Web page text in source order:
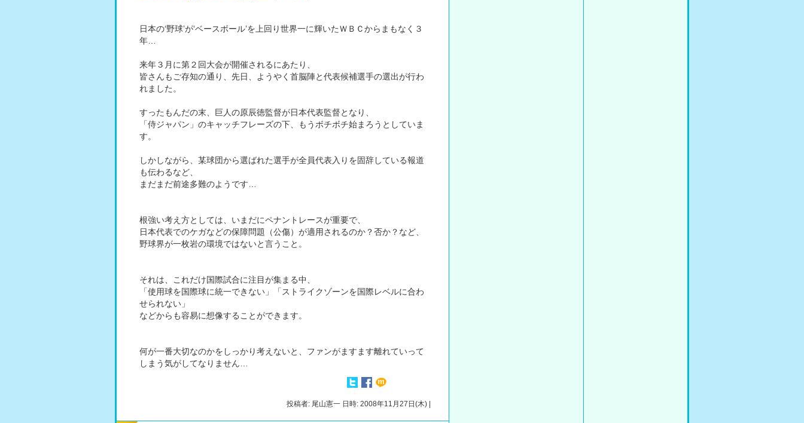
日本の‘野球’が‘ベースボール’を上回り世界一に輝いたＷＢＣからまもなく３
年…
来年３月に第２回大会が開催されるにあたり、
皆さんもご存知の通り、先日、ようやく首脳陣と代表候補選手の選出が行わ
れました。
すったもんだの末、巨人の原辰徳監督が日本代表監督となり、
「侍ジャパン」のキャッチフレーズの下、もうボチボチ始まろうとしていま
す。
しかしながら、某球団から選ばれた選手が全員代表入りを固辞している報道
も伝わるなど、
まだまだ前途多難のようです…
根強い考え方としては、いまだにペナントレースが重要で、
日本代表でのケガなどの保障問題（公傷）が適用されるのか？否か？など、
野球界が一枚岩の環境ではないと言うこと。
それは、これだけ国際試合に注目が集まる中、
「使用球を国際球に統一できない」「ストライクゾーンを国際レベルに合わ
せられない」
などからも容易に想像することができます。
何が一番大切なのかをしっかり考えないと、ファンがますます離れていって
しまう気がしてなりません…
投稿者: 尾山憲一 日時: 2008年11月27日(木) |